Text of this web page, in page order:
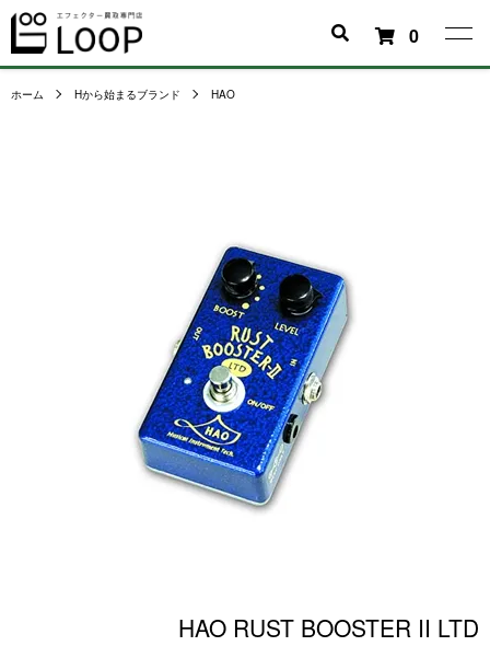
0
ホーム Hから始まるブランド HAO
HAO RUST BOOSTER II LTD